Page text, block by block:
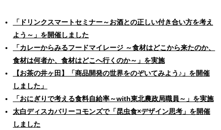
「ドリンクスマートセミナー～お酒との正しい付き合い方を考え
よう～」を開催しました
「カレーからみるフードマイレージ ～食材はどこから来たのか、
食材は何者か、食材はどこへ行くのか～」を実施
【お茶の井ヶ田】「商品開発の世界をのぞいてみよう♪」を開催
しました」
「おにぎりで考える食料自給率～with東北農政局職員～」を実施
太白ディスカバリーコモンズで「昆虫食×デザイン思考」を開催
しました